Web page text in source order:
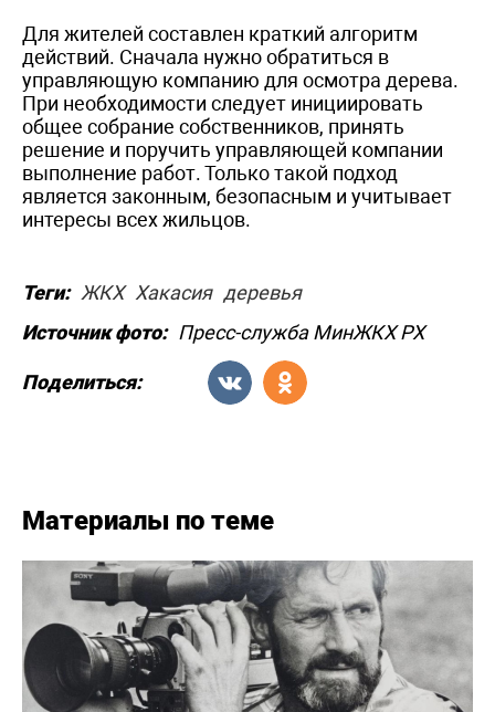
Для жителей составлен краткий алгоритм
действий. Сначала нужно обратиться в
управляющую компанию для осмотра дерева.
При необходимости следует инициировать
общее собрание собственников, принять
решение и поручить управляющей компании
выполнение работ. Только такой подход
является законным, безопасным и учитывает
интересы всех жильцов.
Теги: ЖКХ Хакасия деревья
Источник фото: Пресс-служба МинЖКХ РХ
Поделиться:
Материалы по теме